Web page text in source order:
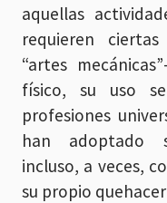
aquellas
requieren
“artes
físico, su uso
profesiones
han adoptado
incluso, a veces,
su propio